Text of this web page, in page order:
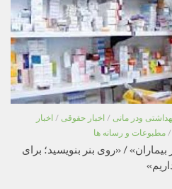
ودر مانی / اخبار حقوقی / اخبار
/ مطبوعات و رسانه ها
/ «روی بنر بنویسید؛ برای